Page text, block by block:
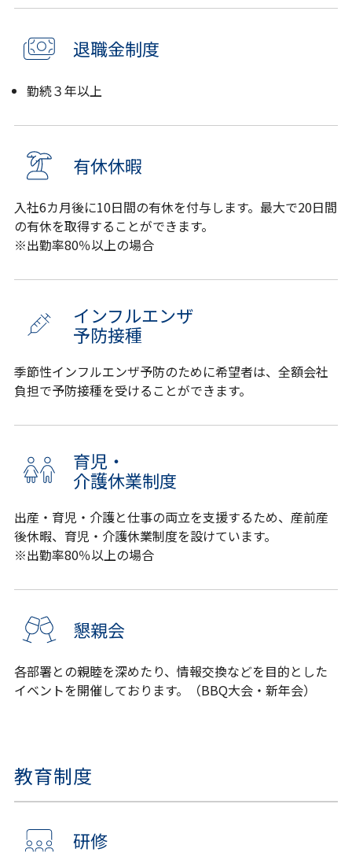
退職金制度
勤続３年以上
有休休暇
入社6カ月後に10日間の有休を付与します。最大で20日間
の有休を取得することができます。
※出勤率80％以上の場合
インフルエンザ
予防接種
季節性インフルエンザ予防のために希望者は、全額会社
負担で予防接種を受けることができます。
育児・
介護休業制度
出産・育児・介護と仕事の両立を支援するため、産前産
後休暇、育児・介護休業制度を設けています。
※出勤率80％以上の場合
懇親会
各部署との親睦を深めたり、情報交換などを目的とした
イベントを開催しております。（BBQ大会・新年会）
教育制度
研修